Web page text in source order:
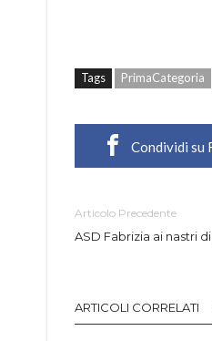
Tags PrimaCategoria
Condividi su
Articolo Precedente
ASD Fabrizia ai nastri
ARTICOLI CORRELATI